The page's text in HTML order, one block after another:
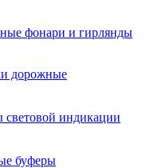
фонари и гирлянды
дорожные
световой индикации
буферы